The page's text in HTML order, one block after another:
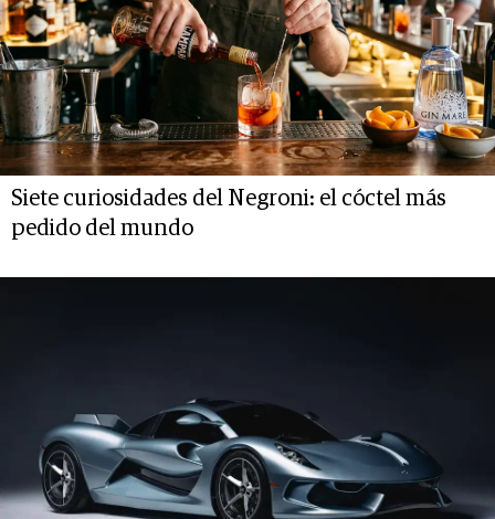
Siete curiosidades del Negroni: el cóctel más
pedido del mundo